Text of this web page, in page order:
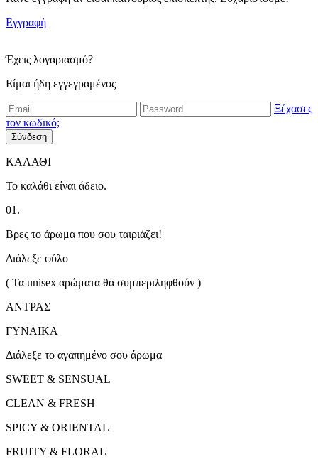
Εγγραφή
Έχεις λογαριασμό?
Είμαι ήδη εγγεγραμένος
Ξέχασες
τον κωδικό;
Σύνδεση
ΚΑΛΑΘΙ
Το καλάθι είναι άδειο.
01.
Βρες το άρωμα που σου ταιριάζει!
Διάλεξε φύλο
( Τα unisex αρώματα θα συμπεριληφθούν )
ΑΝΤΡΑΣ
ΓΥΝΑΙΚΑ
Διάλεξε το αγαπημένο σου άρωμα
SWEET & SENSUAL
CLEAN & FRESH
SPICY & ORIENTAL
FRUITY & FLORAL